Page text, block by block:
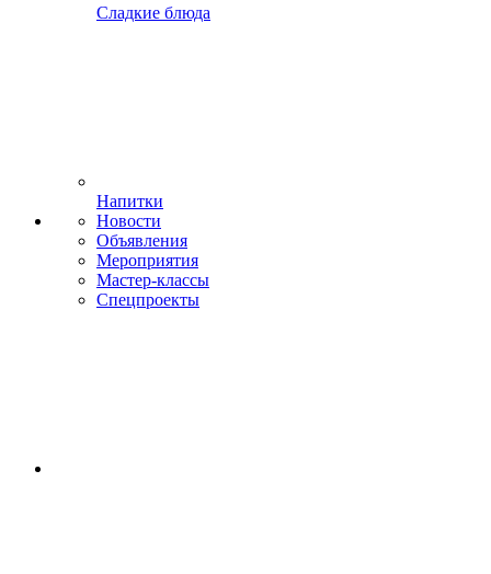
Сладкие блюда
Напитки
Новости
Объявления
Мероприятия
Мастер-классы
Спецпроекты